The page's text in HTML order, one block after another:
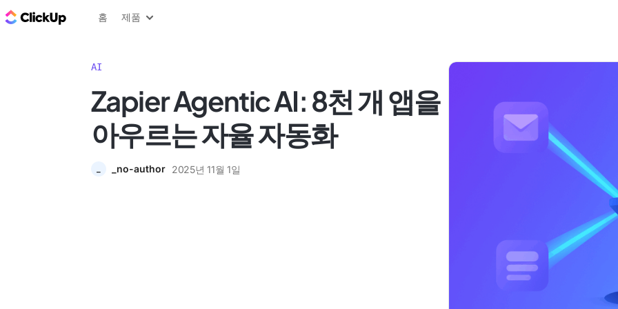
ClickUp 블로그
홈 제품
AI
Zapier Agentic AI: 8천 개 앱을
아우르는 자율 자동화
_no-author 2025년 11월 1일